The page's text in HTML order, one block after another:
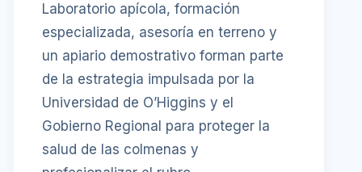
Laboratorio apícola, formación
especializada, asesoría en terreno y
un apiario demostrativo forman parte
de la estrategia impulsada por la
Universidad de O’Higgins y el
Gobierno Regional para proteger la
salud de las colmenas y